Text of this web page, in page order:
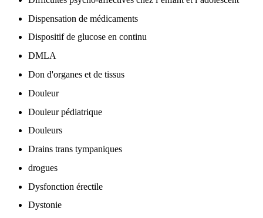
Dispensation de médicaments
Dispositif de glucose en continu
DMLA
Don d'organes et de tissus
Douleur
Douleur pédiatrique
Douleurs
Drains trans tympaniques
drogues
Dysfonction érectile
Dystonie